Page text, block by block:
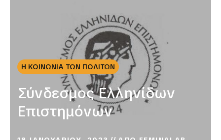
Η ΚΟΙΝΩΝΙΑ ΤΩΝ ΠΟΛΙΤΩΝ
Σύνδεσμος Ελληνίδων
Επιστημόνων